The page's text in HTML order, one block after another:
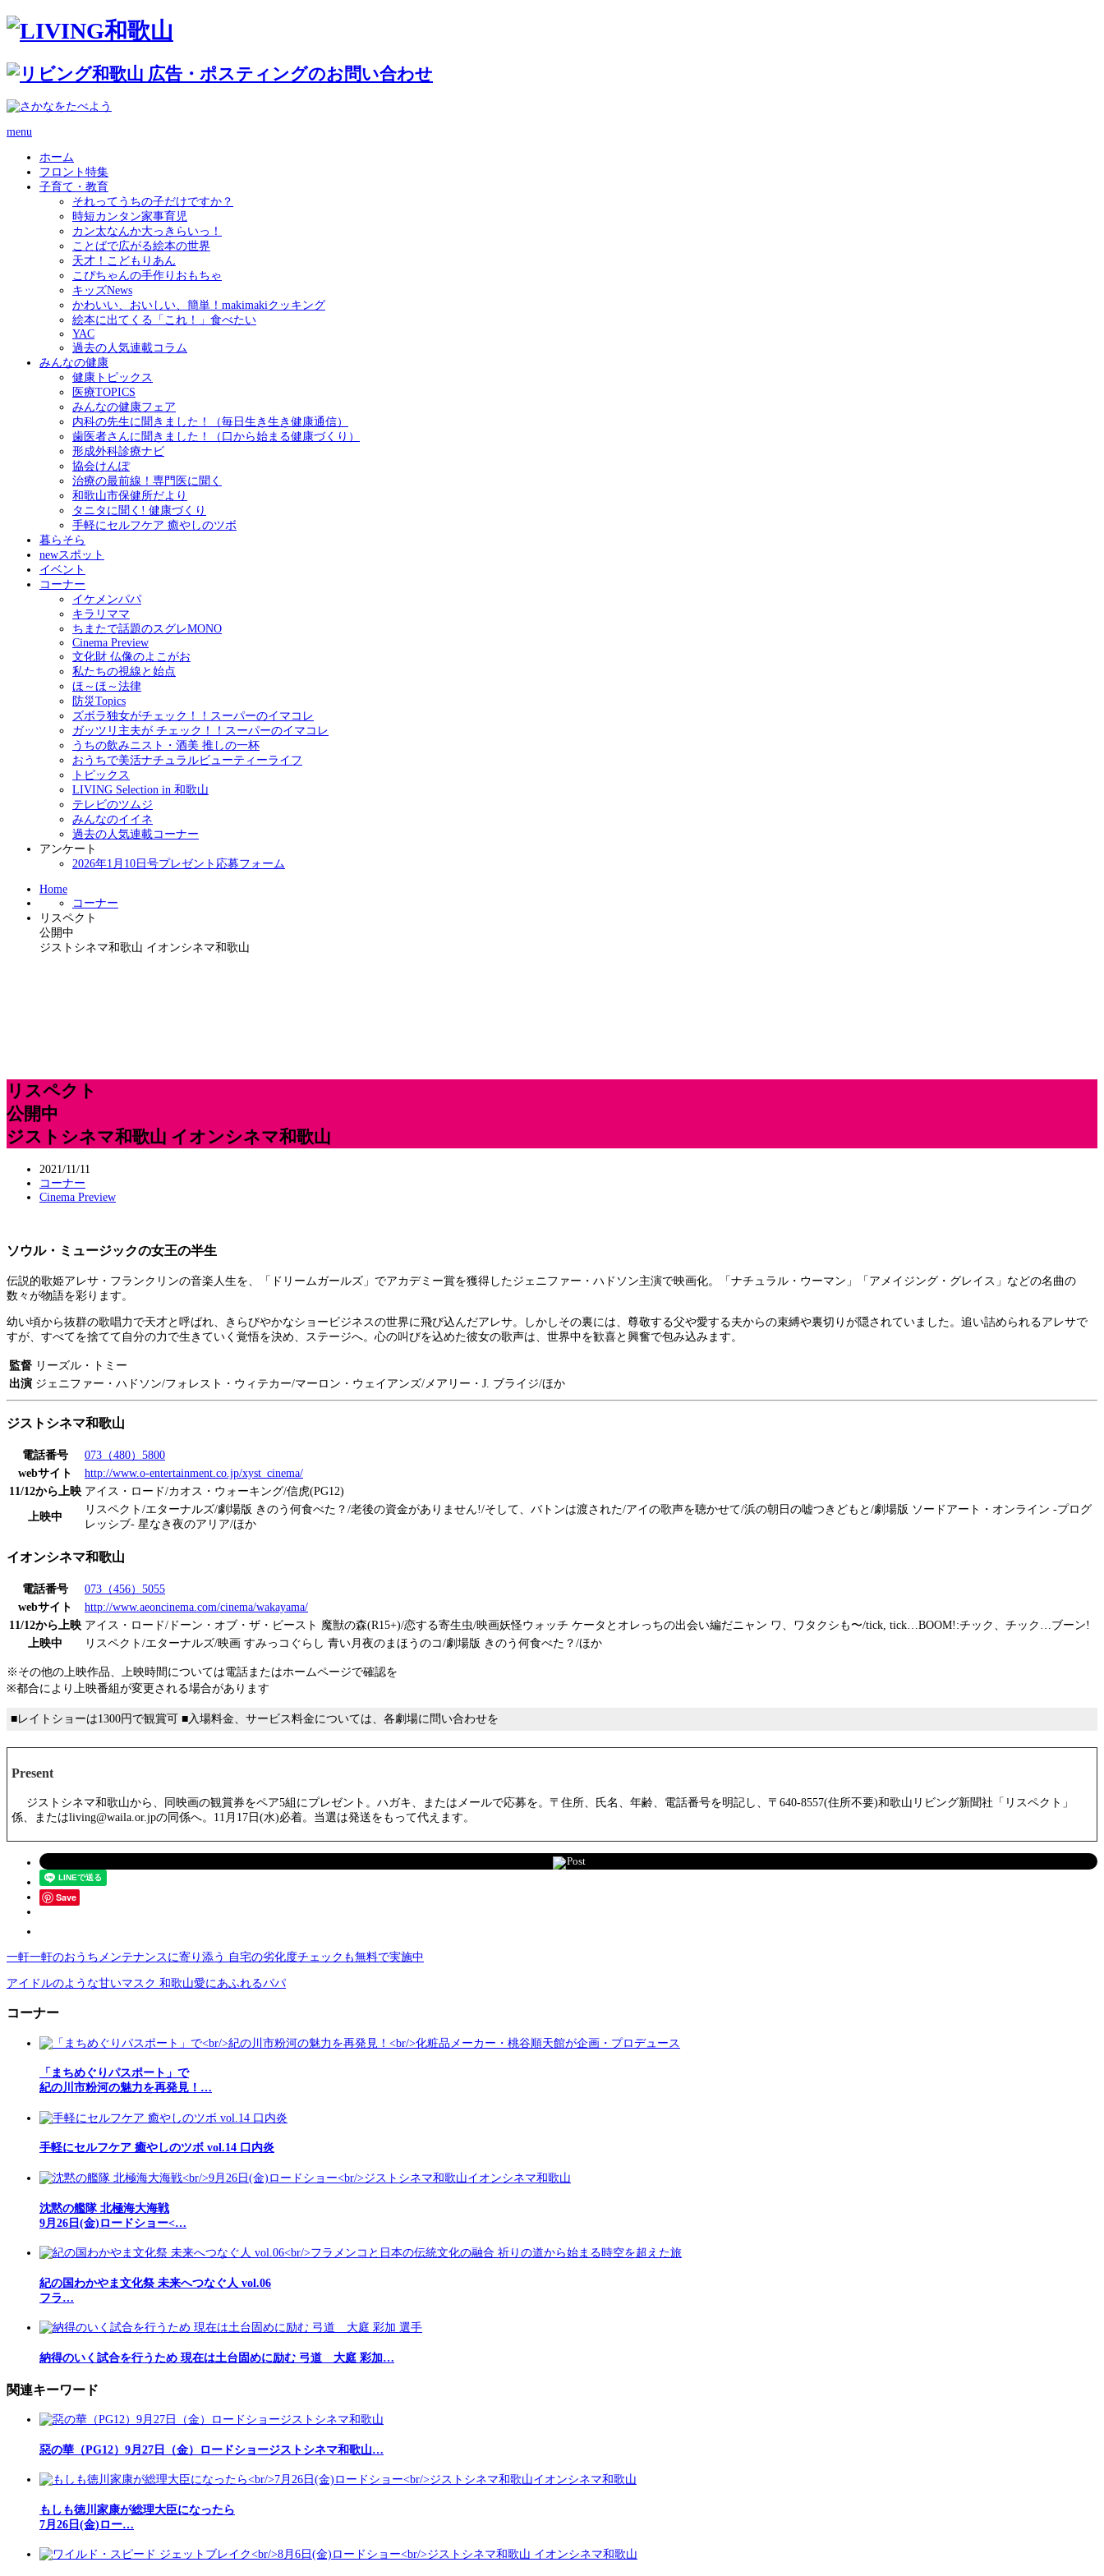
menu
ホーム
フロント特集
子育て・教育
それってうちの子だけですか？
時短カンタン家事育児
カン太なんか大っきらいっ！
ことばで広がる絵本の世界
天才！こどもりあん
こぴちゃんの手作りおもちゃ
キッズNews
かわいい、おいしい、簡単！makimakiクッキング
絵本に出てくる「これ！」食べたい
YAC
過去の人気連載コラム
みんなの健康
健康トピックス
医療TOPICS
みんなの健康フェア
内科の先生に聞きました！（毎日生き生き健康通信）
歯医者さんに聞きました！（口から始まる健康づくり）
形成外科診療ナビ
協会けんぽ
治療の最前線！専門医に聞く
和歌山市保健所だより
タニタに聞く! 健康づくり
手軽にセルフケア 癒やしのツボ
暮らそら
newスポット
イベント
コーナー
イケメンパパ
キラリママ
ちまたで話題のスグレMONO
Cinema Preview
文化財 仏像のよこがお
私たちの視線と始点
ほ～ほ～法律
防災Topics
ズボラ独女がチェック！！スーパーのイマコレ
ガッツリ主夫が チェック！！スーパーのイマコレ
うちの飲みニスト・酒美 推しの一杯
おうちで美活ナチュラルビューティーライフ
トピックス
LIVING Selection in 和歌山
テレビのツムジ
みんなのイイネ
過去の人気連載コーナー
アンケート
2026年1月10日号プレゼント応募フォーム
Home
コーナー
リスペクト
公開中
ジストシネマ和歌山 イオンシネマ和歌山
リスペクト
公開中
ジストシネマ和歌山 イオンシネマ和歌山
2021/11/11
コーナー
Cinema Preview
ソウル・ミュージックの女王の半生
伝説的歌姫アレサ・フランクリンの音楽人生を、「ドリームガールズ」でアカデミー賞を獲得したジェニファー・ハドソン主演で映画化。「ナチュラル・ウーマン」「アメイジング・グレイス」などの名曲の
数々が物語を彩ります。
幼い頃から抜群の歌唱力で天才と呼ばれ、きらびやかなショービジネスの世界に飛び込んだアレサ。しかしその裏には、尊敬する父や愛する夫からの束縛や裏切りが隠されていました。追い詰められるアレサで
すが、すべてを捨てて自分の力で生きていく覚悟を決め、ステージへ。心の叫びを込めた彼女の歌声は、世界中を歓喜と興奮で包み込みます。
監督 リーズル・トミー
出演 ジェニファー・ハドソン/フォレスト・ウィテカー/マーロン・ウェイアンズ/メアリー・J. ブライジ/ほか
ジストシネマ和歌山
電話番号
073（480）5800
webサイト
http://www.o-entertainment.co.jp/xyst_cinema/
11/12から上映 アイス・ロード/カオス・ウォーキング/信虎(PG12)
上映中
リスペクト/エターナルズ/劇場版 きのう何食べた？/老後の資金がありません!/そして、バトンは渡された/アイの歌声を聴かせて/浜の朝日の嘘つきどもと/劇場版 ソードアート・オンライン -プログ
レッシブ- 星なき夜のアリア/ほか
イオンシネマ和歌山
電話番号
073（456）5055
webサイト
http://www.aeoncinema.com/cinema/wakayama/
11/12から上映 アイス・ロード/ドーン・オブ・ザ・ビースト 魔獣の森(R15+)/恋する寄生虫/映画妖怪ウォッチ ケータとオレっちの出会い編だニャン ワ、ワタクシも〜/tick, tick…BOOM!:チック、チック…ブーン!
上映中
リスペクト/エターナルズ/映画 すみっコぐらし 青い月夜のまほうのコ/劇場版 きのう何食べた？/ほか
※その他の上映作品、上映時間については電話またはホームページで確認を
※都合により上映番組が変更される場合があります
■レイトショーは1300円で観賞可 ■入場料金、サービス料金については、各劇場に問い合わせを
Present
ジストシネマ和歌山から、同映画の観賞券をペア5組にプレゼント。ハガキ、またはメールで応募を。〒住所、氏名、年齢、電話番号を明記し、〒640-8557(住所不要)和歌山リビング新聞社「リスペクト」
係、またはliving@waila.or.jpの同係へ。11月17日(水)必着。当選は発送をもって代えます。
Post
Save
一軒一軒のおうちメンテナンスに寄り添う 自宅の劣化度チェックも無料で実施中
アイドルのような甘いマスク 和歌山愛にあふれるパパ
コーナー
「まちめぐりパスポート」で
紀の川市粉河の魅力を再発見！…
手軽にセルフケア 癒やしのツボ vol.14 口内炎
沈黙の艦隊 北極海大海戦
9月26日(金)ロードショー<…
紀の国わかやま文化祭 未来へつなぐ人 vol.06
フラ…
納得のいく試合を行うため 現在は土台固めに励む 弓道 大庭 彩加…
関連キーワード
惡の華（PG12）9月27日（金）ロードショージストシネマ和歌山…
もしも徳川家康が総理大臣になったら
7月26日(金)ロー…